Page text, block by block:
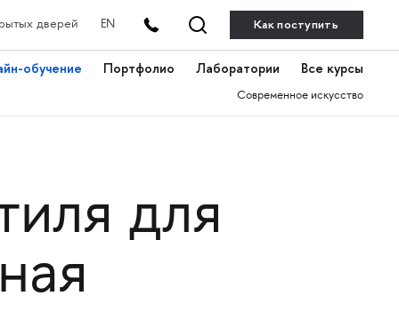
дверей EN Как поступить
обучение Портфолио Лаборатории Все курсы
Современное искусство
для